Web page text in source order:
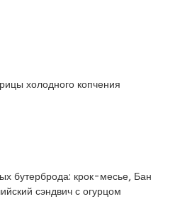
холодного копчения
бутерброда: крок-месье, Бан
сэндвич с огурцом